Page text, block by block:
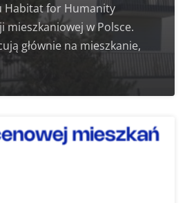
Habitat for Humanity
mieszkaniowej w Polsce.
głównie na mieszkanie,